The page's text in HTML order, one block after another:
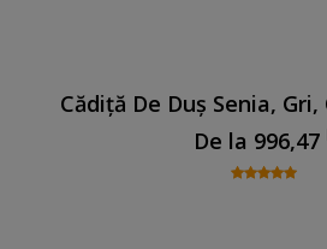
Cădiță De Duș Senia,
De la 996,47